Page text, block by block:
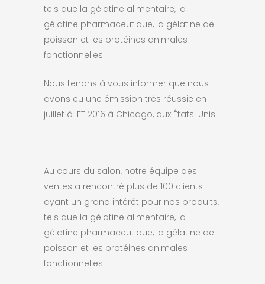
tels que la gélatine alimentaire, la
gélatine pharmaceutique, la gélatine de
poisson et les protéines animales
fonctionnelles.
Nous tenons à vous informer que nous
avons eu une émission très réussie en
juillet à IFT 2016 à Chicago, aux États-Unis.
Au cours du salon, notre équipe des
ventes a rencontré plus de 100 clients
ayant un grand intérêt pour nos produits,
tels que la gélatine alimentaire, la
gélatine pharmaceutique, la gélatine de
poisson et les protéines animales
fonctionnelles.